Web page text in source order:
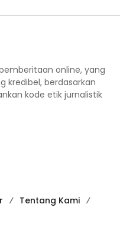
online, yang
kredibel, berdasarkan
kode etik jurnalistik
Tentang Kami